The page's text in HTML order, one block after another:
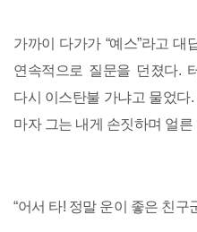
가까이 다가가 “예스”라고 대
연속적으로 질문을 던졌다.
다시 이스탄불 가냐고 물었다
마자 그는 내게 손짓하며 얼른
“어서 타! 정말 운이 좋은 친구